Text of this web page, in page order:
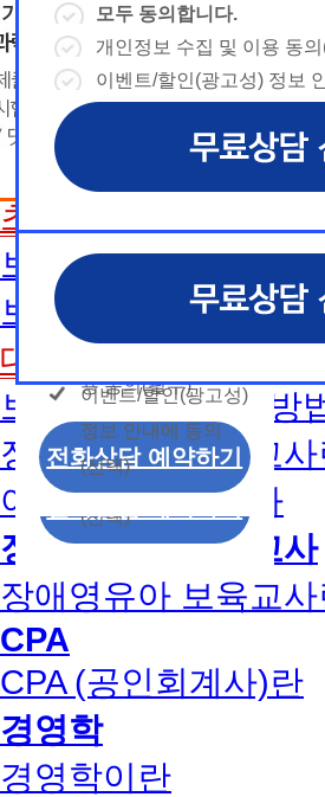
한국어교원이란
한국어교원 취득방법
해외취업전망
보육교사
초보길잡이
보육교사란
보육교사2급 취득방
대면수업일정
보육교사1급 취득방
장애영유아 보육교
아동학사/전문학사
장애영유아 보육교사
장애영유아 보육교
CPA
CPA (공인회계사)란
경영학
경영학이란
날짜선택
날
선
예
간
상담내용(필수)
수강신청
문의
상담 희망내용 (선택)
개인정보 수집/이용
동의
개인정보 수집 및 이
용 동의(필수)
이벤트/할인(광고성)
정보 안내에 동의
(선택)
전달
- ctrl+ 방향키 좌,우, 위, 아래 =
날짜선택
날
짜
예
상담내용(필수)
수강신청
문의
모두 동의합니다.
개인정보 수집 및 이
용 동의(필수)
이벤트/할인(광고성)
정보 안내에 동의
(선택)
전화상담 예약하기
모두 동의합니다.
개인정보 수집 및 이용 동
이벤트/할인(광고성) 정보
◆ 개인정보 수집 · 이용 동의
1. 개인정보 수집·이용 목적
1) 무료상담 진행 및 문의 사항
제공, 상담 이력 관리 및 상담 관
2) 광고성 정보 수신에 별
격평생교육원을 비롯한
신상품이나 이벤트, 최신
는 최적의 서비스를 제공하
(해커스교육그룹: 해커스인강,
커스일본어, 해커스잡, 해커스금
찰, 해커스소방, 해커스공인중개
2. (필수)이름, 휴대폰번호, 상담
(선택) 제출된 상담 문의 내용,
3. 개인정보 보유/이용 기
고는 회원탈퇴 시까지 이
나 상담 시로부터 3년 이내
만 또는 분쟁처리를 위해 3
에는 상담 신청이 제한됩니다.
모두 동의합니다.
개인정보 수집 및 이용 동
이벤트/할인(광고성) 정보
◆ 개인정보 수집 · 이용 동의
1. 개인정보 수집·이용 목적
1) 무료상담 진행 및 문의 사항
제공, 상담 이력 관리 및 상담 관
2) 광고성 정보 수신에 별
격평생교육원을 비롯한
신상품이나 이벤트, 최신
는 최적의 서비스를 제공하
(해커스교육그룹: 해커스인강,
커스일본어, 해커스잡, 해커스금
찰, 해커스소방, 해커스공인중개
2. (필수)이름, 휴대폰번호, 상담
(선택) 제출된 상담 문의 내용,
3. 개인정보 보유/이용 기
고는 회원탈퇴 시까지 이
나 상담 시로부터 3년 이내
만 또는 분쟁처리를 위해 3
에는 상담 신청이 제한됩니다.
모두 동의합니다.
개인정보 수집 및 이용 동
이벤트/할인(광고성) 정보
◆ 개인정보 수집 · 이용 동의
1. 개인정보 수집·이용 목적
1) 무료상담 진행 및 문의 사항
제공, 상담 이력 관리 및 상담 관
2) 광고성 정보 수신에 별
격평생교육원을 비롯한
신상품이나 이벤트, 최신
는 최적의 서비스를 제공하
(해커스교육그룹: 해커스인강,
커스일본어, 해커스잡, 해커스금
찰, 해커스소방, 해커스공인중개
2. (필수)이름, 휴대폰번호, 상담
(선택) 제출된 상담 문의 내용,
3. 개인정보 보유/이용 기
고는 회원탈퇴 시까지 이
나 상담 시로부터 3년 이내
만 또는 분쟁처리를 위해 3
에는 상담 신청이 제한됩니다.
모두 동의합니다.
개인정보 수집 및 이용 동
이벤트/할인(광고성) 정보